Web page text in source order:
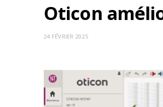
Oticon
24 FÉVRIER 2025